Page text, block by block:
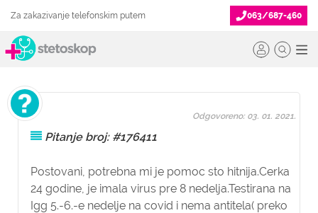
Za zakazivanje telefonskim putem 063/687-460
Pitanje broj: #176411
Postovani, potrebna mi je pomoc sto hitnija.Cerka
24 godine, je imala virus pre 8 nedelja.Testirana na
Igg 5.-6.-e nedelje na covid i nema antitela( preko
Odgovoreno: 03. 01. 2021.